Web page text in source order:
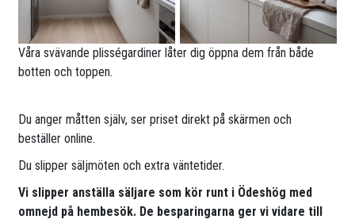
Våra svävande plisségardiner låter dig öppna dem från både
botten och toppen.
Du anger måtten själv, ser priset direkt på skärmen och
beställer online.
Du slipper säljmöten och extra väntetider.
Vi slipper anställa säljare som kör runt i Ödeshög med
omnejd på hembesök. De besparingarna ger vi vidare till